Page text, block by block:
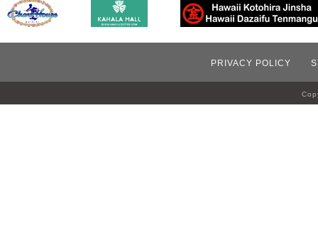
PRIVACY POLICY